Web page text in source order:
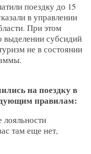
поездку до 15
в управлении
При этом
выделении субсидий
не в состоянии
на поездку в
правилам:
лояльности
там еще нет,